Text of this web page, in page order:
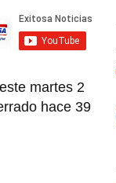
martes 2
hace 39